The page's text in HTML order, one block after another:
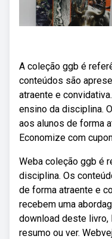
A coleção ggb é
conteúdos são
atraente e
ensino da disciplina.
aos alunos de forma
Economize com
Weba coleção ggb é
disciplina. Os
de forma atraente e
recebem uma
download deste livro,
resumo ou ver.